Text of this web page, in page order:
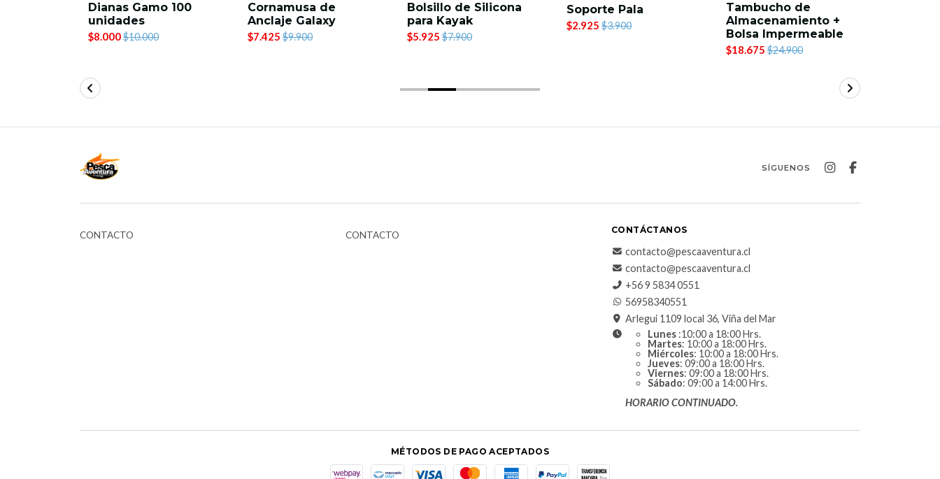
Dianas Gamo 100
unidades
$8.000$10.000
Cornamusa de
Anclaje Galaxy
$7.425 $9.900
Bolsillo de Silicona
para Kayak
$5.925 $7.900
Soporte Pala
$2.925 $3.900
Tambucho de
Almacenamiento +
Bolsa Impermeable
$18.675 $24.900
SÍGUENOS
CONTACTO CONTACTO CONTÁCTANOS
contacto@pescaaventura.cl
contacto@pescaaventura.cl
+56 9 5834 0551
56958340551
Arlegui 1109 local 36, Viña del Mar
Lunes :10:00 a 18:00 Hrs.
Martes: 10:00 a 18:00 Hrs.
Miércoles: 10:00 a 18:00 Hrs.
Jueves: 09:00 a 18:00 Hrs.
Viernes: 09:00 a 18:00 Hrs.
Sábado: 09:00 a 14:00 Hrs.
HORARIO CONTINUADO.
MÉTODOS DE PAGO ACEPTADOS